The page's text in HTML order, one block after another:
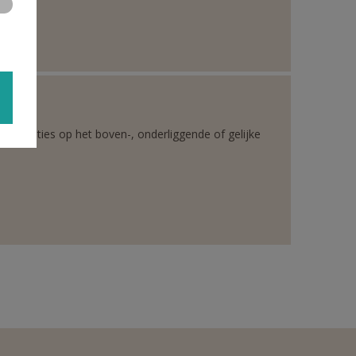
op het boven-, onderliggende of gelijke